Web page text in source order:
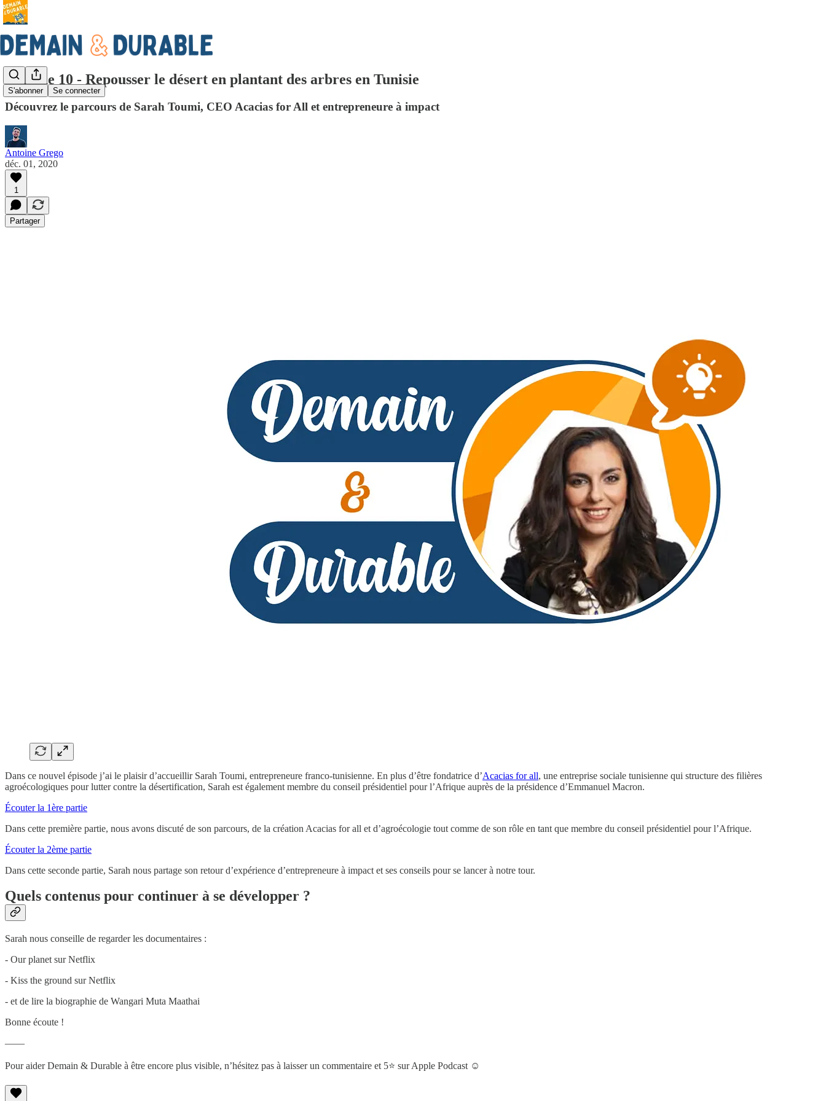
S'abonner Se connecter
Épisode 10 - Repousser le désert en plantant des arbres en Tunisie
Découvrez le parcours de Sarah Toumi, CEO Acacias for All et entrepreneure à impact
Antoine Grego
déc. 01, 2020
1
Partager
Dans ce nouvel épisode j’ai le plaisir d’accueillir Sarah Toumi, entrepreneure franco-tunisienne. En plus d’être fondatrice d’Acacias for all, une entreprise sociale tunisienne qui structure des filières
agroécologiques pour lutter contre la désertification, Sarah est également membre du conseil présidentiel pour l’Afrique auprès de la présidence d’Emmanuel Macron.
Écouter la 1ère partie
Dans cette première partie, nous avons discuté de son parcours, de la création Acacias for all et d’agroécologie tout comme de son rôle en tant que membre du conseil présidentiel pour l’Afrique.
Écouter la 2ème partie
Dans cette seconde partie, Sarah nous partage son retour d’expérience d’entrepreneure à impact et ses conseils pour se lancer à notre tour.
Quels contenus pour continuer à se développer ?
Sarah nous conseille de regarder les documentaires :
- Our planet sur Netflix
- Kiss the ground sur Netflix
- et de lire la biographie de Wangari Muta Maathai
Bonne écoute !
——
Pour aider Demain & Durable à être encore plus visible, n’hésitez pas à laisser un commentaire et 5⭐️ sur Apple Podcast ☺️